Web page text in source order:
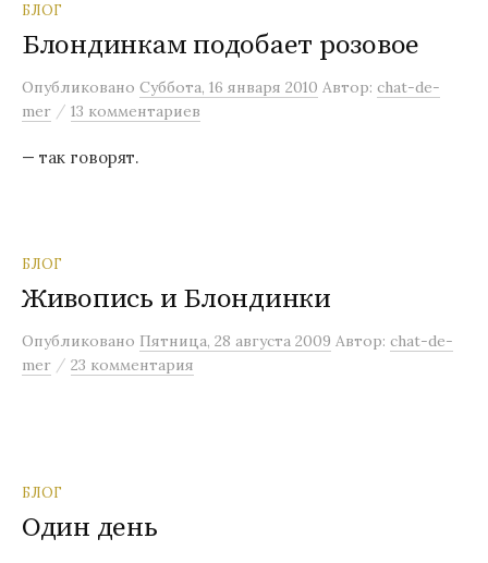
БЛОГ
Блондинкам подобает розовое
Опубликовано Суббота, 16 января 2010 Автор: chat-de-
mer / 13 комментариев
— так говорят.
БЛОГ
Живопись и Блондинки
Опубликовано Пятница, 28 августа 2009 Автор: chat-de-
mer / 23 комментария
БЛОГ
Один день